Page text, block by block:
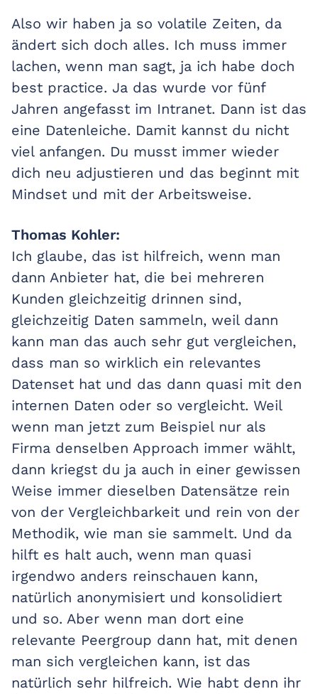
Also wir haben ja so volatile Zeiten, da
ändert sich doch alles. Ich muss immer
lachen, wenn man sagt, ja ich habe doch
best practice. Ja das wurde vor fünf
Jahren angefasst im Intranet. Dann ist das
eine Datenleiche. Damit kannst du nicht
viel anfangen. Du musst immer wieder
dich neu adjustieren und das beginnt mit
Mindset und mit der Arbeitsweise.
Thomas Kohler:
Ich glaube, das ist hilfreich, wenn man
dann Anbieter hat, die bei mehreren
Kunden gleichzeitig drinnen sind,
gleichzeitig Daten sammeln, weil dann
kann man das auch sehr gut vergleichen,
dass man so wirklich ein relevantes
Datenset hat und das dann quasi mit den
internen Daten oder so vergleicht. Weil
wenn man jetzt zum Beispiel nur als
Firma denselben Approach immer wählt,
dann kriegst du ja auch in einer gewissen
Weise immer dieselben Datensätze rein
von der Vergleichbarkeit und rein von der
Methodik, wie man sie sammelt. Und da
hilft es halt auch, wenn man quasi
irgendwo anders reinschauen kann,
natürlich anonymisiert und konsolidiert
und so. Aber wenn man dort eine
relevante Peergroup dann hat, mit denen
man sich vergleichen kann, ist das
natürlich sehr hilfreich. Wie habt denn ihr